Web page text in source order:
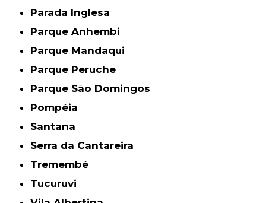
Parada Inglesa
Parque Anhembi
Parque Mandaqui
Parque Peruche
Parque São Domingos
Pompéia
Santana
Serra da Cantareira
Tremembé
Tucuruvi